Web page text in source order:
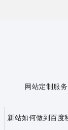
网站定制服
新站如何做到百度